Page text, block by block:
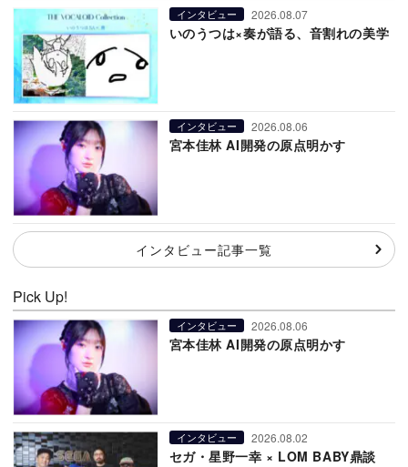
インタビュー 2026.08.07
いのうつは×奏が語る、音割れの美学
インタビュー 2026.08.06
宮本佳林 AI開発の原点明かす
インタビュー記事一覧
Pick Up!
インタビュー 2026.08.06
宮本佳林 AI開発の原点明かす
インタビュー 2026.08.02
セガ・星野一幸 × LOM BABY鼎談